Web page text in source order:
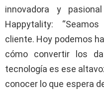
innovadora y
Happytality:
cliente. Hoy podemos
cómo convertir los
tecnología es ese
conocer lo que espera